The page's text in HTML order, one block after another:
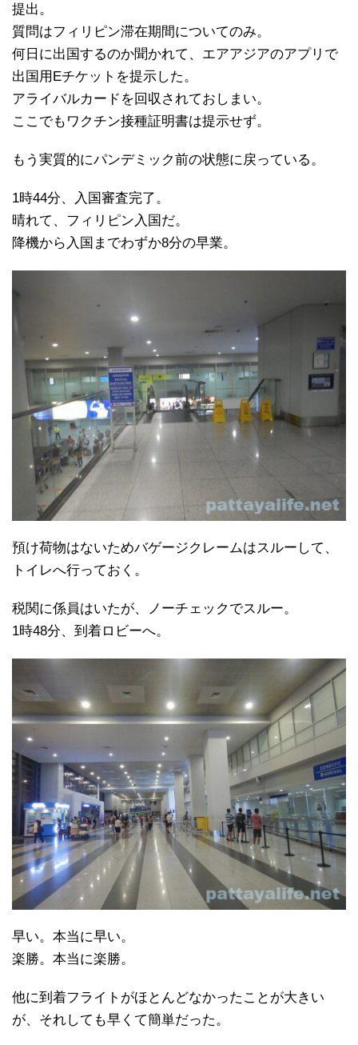
提出。
質問はフィリピン滞在期間についてのみ。
何日に出国するのか聞かれて、エアアジアのアプリで
出国用Eチケットを提示した。
アライバルカードを回収されておしまい。
ここでもワクチン接種証明書は提示せず。
もう実質的にパンデミック前の状態に戻っている。
1時44分、入国審査完了。
晴れて、フィリピン入国だ。
降機から入国までわずか8分の早業。
預け荷物はないためバゲージクレームはスルーして、
トイレへ行っておく。
税関に係員はいたが、ノーチェックでスルー。
1時48分、到着ロビーへ。
早い。本当に早い。
楽勝。本当に楽勝。
他に到着フライトがほとんどなかったことが大きい
が、それしても早くて簡単だった。